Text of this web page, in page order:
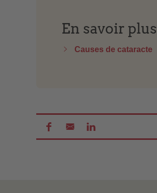
En savoir plus
Causes de cataracte